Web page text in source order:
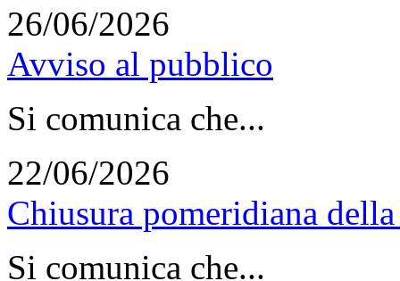
26/06/2026
Avviso al pubblico
Si comunica che...
22/06/2026
Chiusura pomeridiana
Si comunica che...